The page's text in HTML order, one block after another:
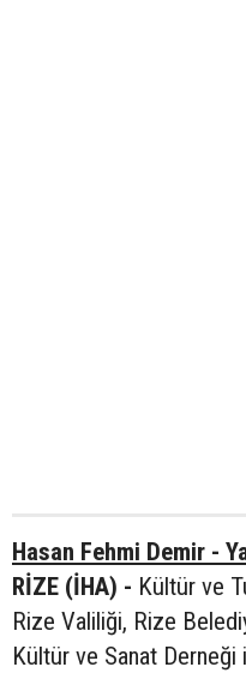
Hasan Fehmi Demir -
RİZE (İHA) - Kültür ve
Rize Valiliği, Rize
Kültür ve Sanat